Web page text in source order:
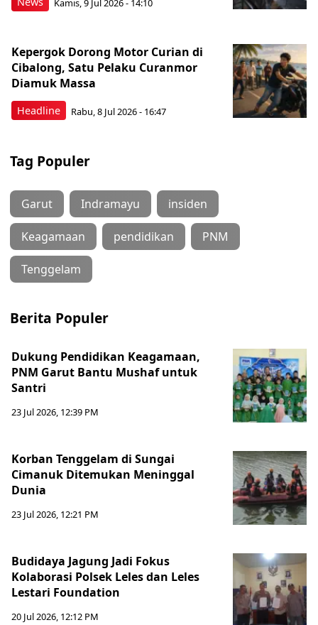
Headline
Kepergok Dorong Motor Curian di
Cibalong, Satu Pelaku Curanmor
Diamuk Massa
Rabu, 8 Jul 2026 - 16:47
Tag Populer
Garut Indramayu insiden
Keagamaan pendidikan PNM
Tenggelam
Berita Populer
Dukung Pendidikan Keagamaan,
PNM Garut Bantu Mushaf untuk
Santri
23 Jul 2026, 12:39 PM
Korban Tenggelam di Sungai
Cimanuk Ditemukan Meninggal
Dunia
23 Jul 2026, 12:21 PM
Budidaya Jagung Jadi Fokus
Kolaborasi Polsek Leles dan Leles
Lestari Foundation
20 Jul 2026, 12:12 PM